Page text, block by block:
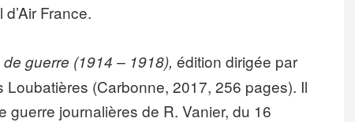
France.
de guerre (1914 – 1918),édition dirigée par
(Carbonne, 2017, 256 pages). Il
guerre journalières de R. Vanier, du 16